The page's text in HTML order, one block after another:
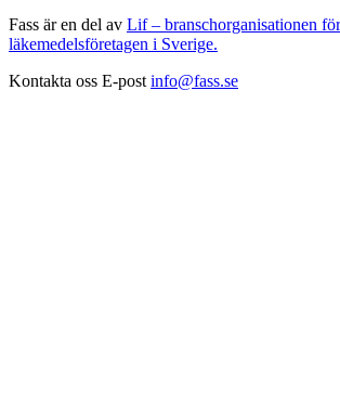
Fass är en del av Lif – branschorganisationen
läkemedelsföretagen i Sverige.
Kontakta oss E-post info@fass.se